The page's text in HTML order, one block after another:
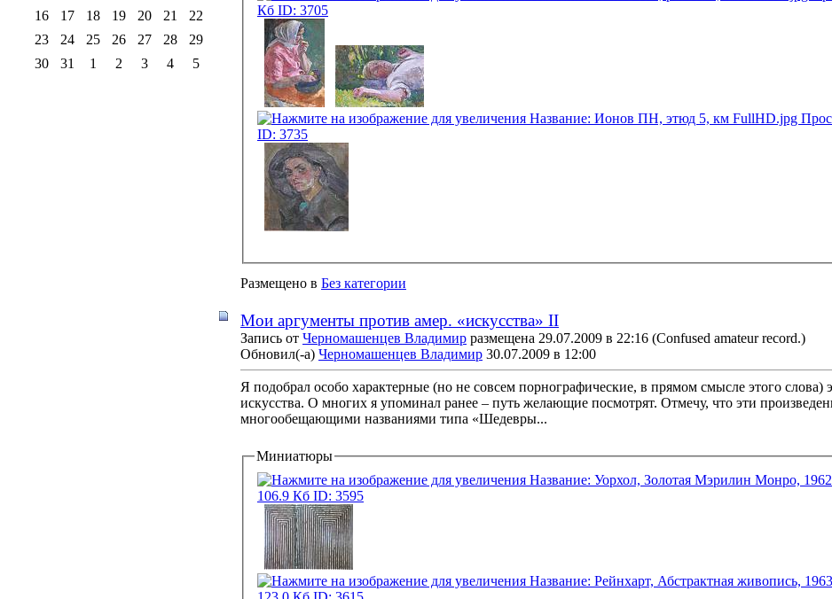
Размещено в Без категории
Мои аргументы против амер. «искусства» II
Запись от Черномашенцев Владимир размещена 29.07.2009 в 22:16 (Confused amateur record.)
Обновил(-а) Черномашенцев Владимир 30.07.2009 в 12:00
Я подобрал особо характерные (но не совсем порнографические, в прямом смысле этого слова)
искусства. О многих я упоминал ранее – путь желающие посмотрят. Отмечу, что эти
многообещающими названиями типа «Шедевры...
Миниатюры
16
17 18 19 20 21
22
23
24 25 26 27 28
29
30
31 1 2 3 4 5